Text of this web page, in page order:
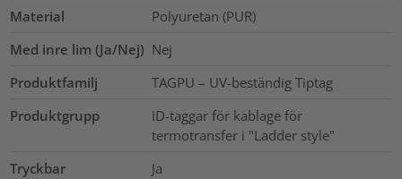
Material
Polyuretan (PUR)
Med inre lim (Ja/Nej) Nej
Produktfamilj
TAGPU – UV-beständig Tiptag
Produktgrupp
ID-taggar för kablage för
termotransfer i "Ladder style"
Tryckbar
Ja